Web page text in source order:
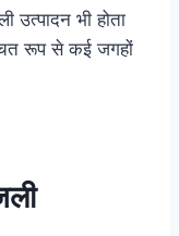
उत्पादन भी होता
रूप से कई जगहों